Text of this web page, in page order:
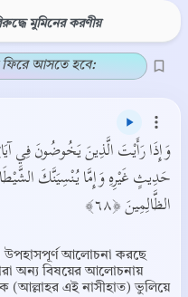
মুমিনের করণীয়
আসতে হবে:
وَإِذَا رَأَيْتَ الَّذِينَ يَخُوضُونَ فِي
حَدِيثٍ غَيْرِهِ وَإِمَّا يُنْسِيَنَّكَ
الظَّالِمِينَ ﴿٦٨﴾
উপহাসপূর্ণ আলোচনা করছে
অন্য বিষয়ের আলোচনায়
(আল্লাহর এই নাসীহাত) ভুলিয়ে